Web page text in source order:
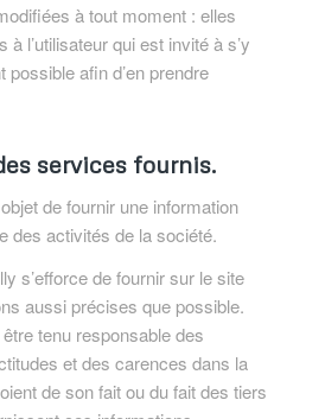
à tout moment : elles
à l’utilisateur qui est invité à s’y
afin d’en prendre
services fournis.
de fournir une information
des activités de la société.
s’efforce de fournir sur le site
aussi précises que possible.
tenu responsable des
et des carences dans la
de son fait ou du fait des tiers